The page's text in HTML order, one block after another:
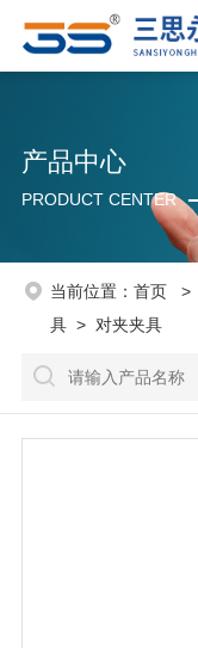
产品中心
PRODUCT CENTER
当前位置： 首页 >
具> 对夹夹具